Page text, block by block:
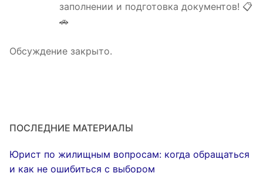
заполнении и подготовка документов! 📋
🚗
Обсуждение закрыто.
ПОСЛЕДНИЕ МАТЕРИАЛЫ
Юрист по жилищным вопросам: когда обращаться
и как не ошибиться с выбором